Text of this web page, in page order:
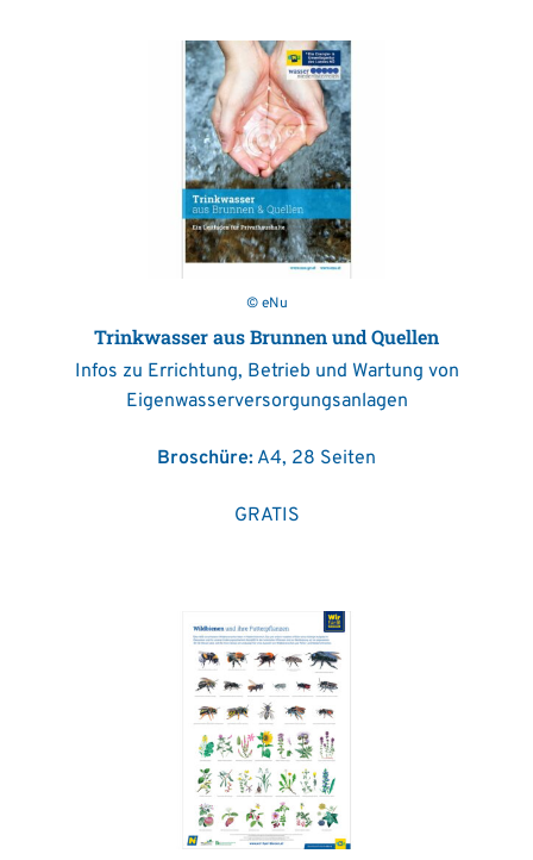
© eNu
Trinkwasser aus Brunnen und Quellen
Infos zu Errichtung, Betrieb und Wartung von
Eigenwasserversorgungsanlagen
Broschüre: A4, 28 Seiten
GRATIS